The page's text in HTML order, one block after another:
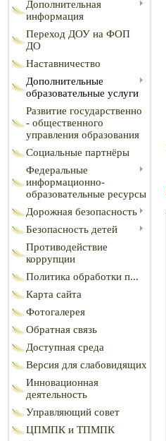
Дополнительная
информация
Переход ДОУ на ФОП
ДО
Наставничество
Дополнительные
образовательные услуги
Развитие государственно
- общественного
управления образования
Социальные партнёры
Федеральные
информационно-
образовательные ресурсы
Дорожная безопасность
Безопасность детей
Противодействие
коррупции
Политика обработки п...
Карта сайта
Фотогалерея
Обратная связь
Доступная среда
Версия для слабовидящих
Инновационная
деятельность
Управляющий совет
ЦПМПК и ТПМПК